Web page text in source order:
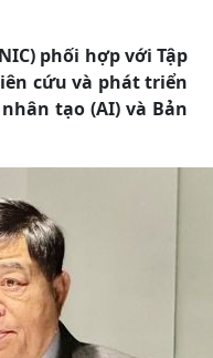
phối hợp với Tập
cứu và phát triển
tạo (AI) và Bản